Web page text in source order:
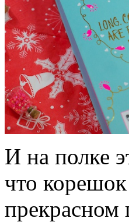
И на полке
что
прекрасном